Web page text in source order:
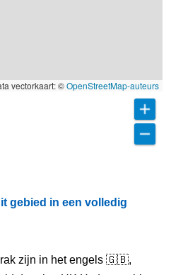
vectorkaart: ©OpenStreetMap-auteurs
gebied in een volledig
zijn in het engels 🇬🇧,